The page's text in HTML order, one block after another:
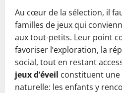
Au cœur de la sélection, il
familles de jeux qui
aux tout-petits. Leur point
favoriser l’exploration, la
social, tout en restant
jeux d’éveil constituent une
naturelle: les enfants y